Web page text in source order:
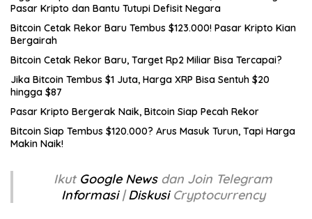
Pasar Kripto dan Bantu Tutupi Defisit Negara
Bitcoin Cetak Rekor Baru Tembus $123.000! Pasar Kripto Kian
Bergairah
Bitcoin Cetak Rekor Baru, Target Rp2 Miliar Bisa Tercapai?
Jika Bitcoin Tembus $1 Juta, Harga XRP Bisa Sentuh $20
hingga $87
Pasar Kripto Bergerak Naik, Bitcoin Siap Pecah Rekor
Bitcoin Siap Tembus $120.000? Arus Masuk Turun, Tapi Harga
Makin Naik!
Ikut Google News dan Join Telegram
Informasi|DiskusiCryptocurrency